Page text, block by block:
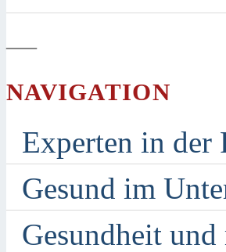
—
NAVIGATION
Experten in der
Gesund im
Gesundheit